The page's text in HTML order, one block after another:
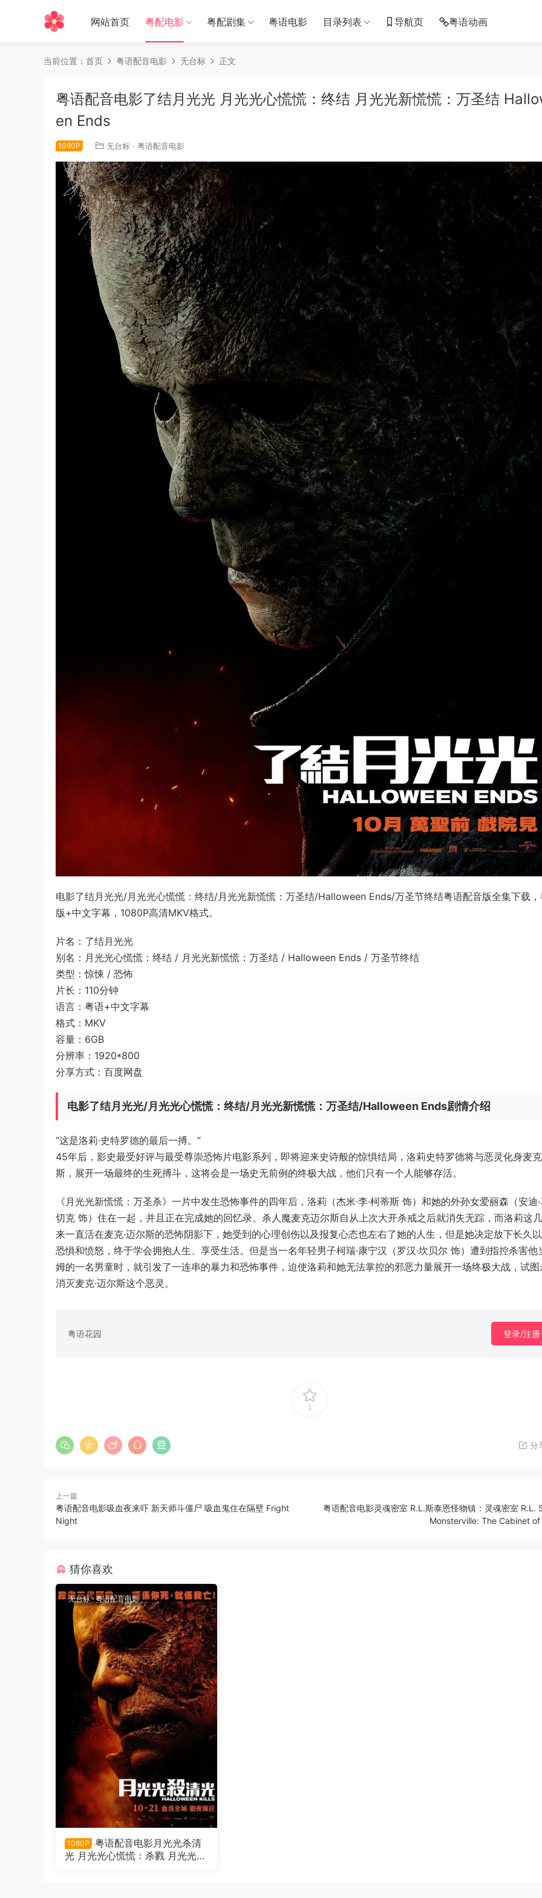
网站首页 粤配电影 粤配剧集 粤语电影 目录列表 导航页 粤语动画
当前位置： 首页 粤语配音电影 无台标 正文
粤语配音电影了结月光光 月光光心慌慌：终结 月光光新慌慌：万圣结
en Ends
1080P 无台标 · 粤语配音电影
电影了结月光光/月光光心慌慌：终结/月光光新慌慌：万圣结/Halloween Ends/万圣节终结粤语配音版全集下载
版+中文字幕，1080P高清MKV格式。
片名：了结月光光
别名：月光光心慌慌：终结 / 月光光新慌慌：万圣结 / Halloween Ends / 万圣节终结
类型：惊悚 / 恐怖
片长：110分钟
语言：粤语+中文字幕
格式：MKV
容量：6GB
分辨率：1920*800
分享方式：百度网盘
电影了结月光光/月光光心慌慌：终结/月光光新慌慌：万圣结/Halloween Ends剧情介绍
“这是洛莉·史特罗德的最后一搏。”
45年后，影史最受好评与最受尊崇恐怖片电影系列，即将迎来史诗般的惊惧结局，洛莉史特罗德将与恶灵化身麦克
斯，展开一场最终的生死搏斗，这将会是一场史无前例的终极大战，他们只有一个人能够存活。
《月光光新慌慌：万圣杀》一片中发生恐怖事件的四年后，洛莉（杰米·李·柯蒂斯 饰）和她的外孙女爱丽森（安迪
切克 饰）住在一起，并且正在完成她的回忆录。杀人魔麦克迈尔斯自从上次大开杀戒之后就消失无踪，而洛莉这
来一直活在麦克·迈尔斯的恐怖阴影下，她受到的心理创伤以及报复心态也左右了她的人生，但是她决定放下长久
恐惧和愤怒，终于学会拥抱人生、享受生活。但是当一名年轻男子柯瑞·康宁汉（罗汉·坎贝尔 饰）遭到指控杀害他
姆的一名男童时，就引发了一连串的暴力和恐怖事件，迫使洛莉和她无法掌控的邪恶力量展开一场终极大战，试图
消灭麦克·迈尔斯这个恶灵。
粤语花园 登录/注册
1
分
上一篇
粤语配音电影吸血夜来吓 新天师斗僵尸 吸血鬼住在隔壁 Fright
Night
粤语配音电影灵魂密室 R.L.斯泰恩怪物镇：灵魂密室 R.L.
Monsterville: The Cabinet of
猜你喜欢
无台标·粤语配音电影
1080P
粤语配音电影月光光杀清
光 月光光心慌慌：杀戮 月光光新